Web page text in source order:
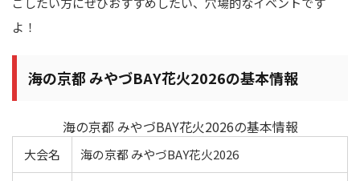
よ！
海の京都 みやづBAY花火2026の基本情報
海の京都 みやづBAY花火2026の基本情報
大会名 海の京都 みやづBAY花火2026